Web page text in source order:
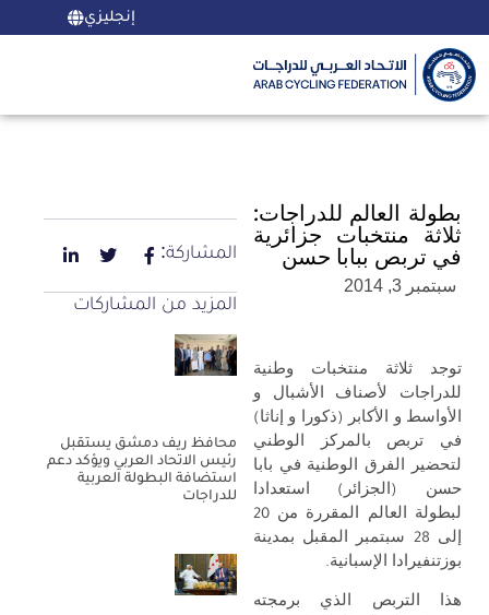
إنجليزي
بطولة العالم للدراجات:
ثلاثة منتخبات جزائرية
في تربص ببابا حسن
سبتمبر 3, 2014
توجد ثلاثة منتخبات وطنية
للدراجات لأصناف الأشبال و
الأواسط و الأكابر (ذكورا و إناثا)
في تربص بالمركز الوطني
لتحضير الفرق الوطنية في بابا
حسن (الجزائر) استعدادا
لبطولة العالم المقررة من 20
إلى 28 سبتمبر المقبل بمدينة
بوزتنفيرادا الإسبانية.
هذا التربص الذي برمجته
المشاركة:
المزيد من المشاركات
محافظ ريف دمشق يستقبل
رئيس الاتحاد العربي ويؤكد دعم
استضافة البطولة العربية
للدراجات